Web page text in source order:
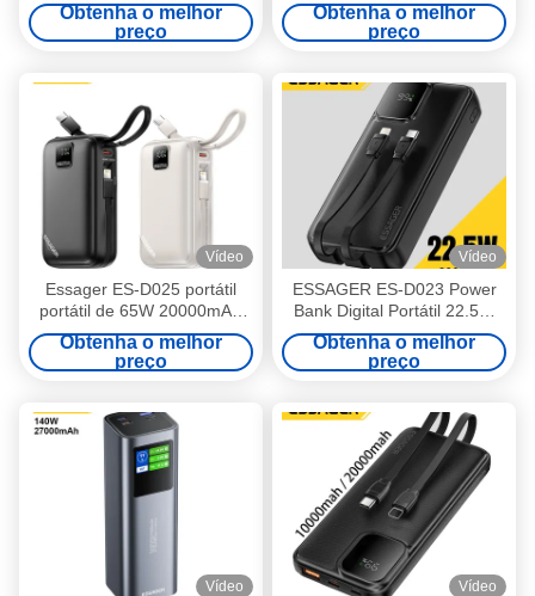
Bateria de armazenamento
rápido
Obtenha o melhor
preço
Carregamento Rápido com
Cabo Embutido
Obtenha o melhor
preço
Vídeo
Essager ES-D025 portátil
portátil de 65W 20000mAh
Power Bank com cabos de
raio tipo C
Obtenha o melhor
preço
Vídeo
ESSAGER ES-D023 Power
Bank Digital Portátil 22.5W
20000mAh com Cabo
Obtenha o melhor
preço
Vídeo Vídeo